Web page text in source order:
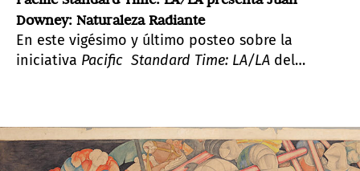
Downey: Naturaleza Radiante
En este vigésimo y último posteo sobre la
iniciativa Pacific Standard Time: LA/LA del
Radiant Nature(Naturaleza Radiante), una nueva
exposición en colaboración entre las Galerías de